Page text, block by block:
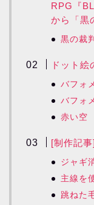
RPG『
から「黒
黒の裁
ドット絵
バフォ
バフォ
赤い空
[制作記
ジャギ
主線を
跳ねた